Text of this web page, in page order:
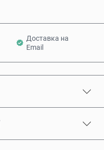
Доставка на
Email